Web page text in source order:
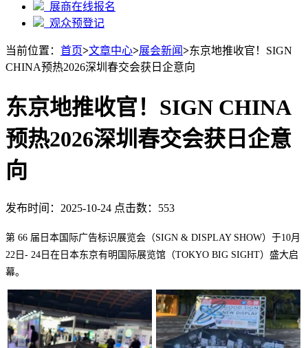
展商在线报名
观众预登记
当前位置： 首页>文章中心>展会新闻>东京地推收官！SIGN
CHINA预热2026深圳春交会获日企意向
东京地推收官！SIGN CHINA
预热2026深圳春交会获日企意
向
发布时间：2025-10-24 点击数：553
第 66 届日本国际广告标识展览会（SIGN & DISPLAY SHOW）于10月
22日- 24日在日本东京有明国际展览馆（TOKYO BIG SIGHT）盛大启
幕。